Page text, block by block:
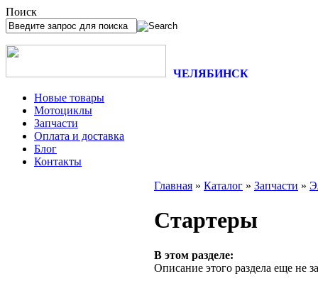
Поиск
ЧЕЛЯБИНСК
Новые товары
Мотоциклы
Запчасти
Оплата и доставка
Блог
Контакты
Главная » Каталог » Запчасти »
Стартеры
В этом разделе:
Описание этого раздела еще не